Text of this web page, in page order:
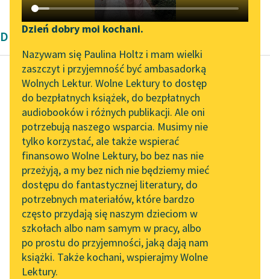
Katalog DAISY
Podkasty o książkach
Zgłoś brak utworu
Aktualności
„Prokurator Alicja Horn”
do słuchania
Byliśmy częścią AI Impact
Lab
Zapraszamy na spotkanie
online z tłumaczkami
literatury skandynawskiej
Spotkanie z Katarzyną
Tunkiel w Oslo
102. lata temu zmarł
Joseph Conrad
Narzędzia
Mapa Wolnych Lektur
Leśmianator
Przewodnik dla piszących i
czytających
API
OAI-PMH
Widget Wolnych Lektur
Przypisy
Dzień dobry moi kochani.
Nazywam się Paulina Holtz i mam wielki
zaszczyt i przyjemność być ambasadorką
Wolnych Lektur. Wolne Lektury to dostęp
do bezpłatnych książek, do bezpłatnych
audiobooków i różnych publikacji. Ale oni
potrzebują naszego wsparcia. Musimy nie
tylko korzystać, ale także wspierać
finansowo Wolne Lektury, bo bez nas nie
przeżyją, a my bez nich nie będziemy mieć
dostępu do fantastycznej literatury, do
potrzebnych materiałów, które bardzo
często przydają się naszym dzieciom w
szkołach albo nam samym w pracy, albo
po prostu do przyjemności, jaką dają nam
książki. Także kochani, wspierajmy Wolne
Lektury.
Dramat wierszowany Bolesława Leśmiana
Bolesław Leśmian
Dziejba leśna
AZARADEL
Śpi.
AMAZARAK
I myśli, że właśnie sam
Bóg mu się marzy
A śni mu...
Czytaj więcej